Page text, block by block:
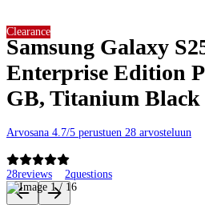
Samsung Galaxy
Enterprise Edition
GB, Titanium Black
Arvosana 4.7/5 perustuen 28 arvosteluun
28reviews 2questions
Clearance